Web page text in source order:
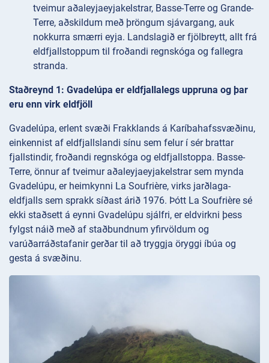
tveimur aðaleyjaeyjakelstrar, Basse-Terre og Grande-
Terre, aðskildum með þröngum sjávargang, auk
nokkurra smærri eyja. Landslagið er fjölbreytt, allt frá
eldfjallstoppum til froðandi regnskóga og fallegra
stranda.
Staðreynd 1: Gvadelúpa er eldfjallalegs uppruna og þar
eru enn virk eldfjöll
Gvadelúpa, erlent svæði Frakklands á Karíbahafssvæðinu,
einkennist af eldfjallslandi sínu sem felur í sér brattar
fjallstindir, froðandi regnskóga og eldfjallstoppa. Basse-
Terre, önnur af tveimur aðaleyjaeyjakelstrar sem mynda
Gvadelúpu, er heimkynni La Soufrière, virks jarðlaga-
eldfjalls sem sprakk síðast árið 1976. Þótt La Soufrière sé
ekki staðsett á eynni Gvadelúpu sjálfri, er eldvirkni þess
fylgst náið með af staðbundnum yfirvöldum og
varúðarráðstafanir gerðar til að tryggja öryggi íbúa og
gesta á svæðinu.